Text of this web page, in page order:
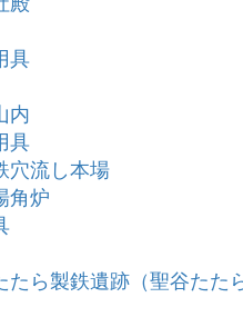
具
内
具
穴流し本場
角炉
たら製鉄遺跡（聖谷たた